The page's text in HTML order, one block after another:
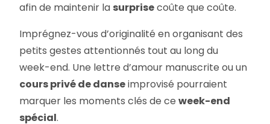
afin de maintenir la surprisecoûte que coûte.
Imprégnez-vous d’originalité en organisant des
petits gestes attentionnés tout au long du
week-end. Une lettre d’amour manuscrite ou un
cours privé de danseimprovisé pourraient
marquer les moments clés de ceweek-end
spécial.